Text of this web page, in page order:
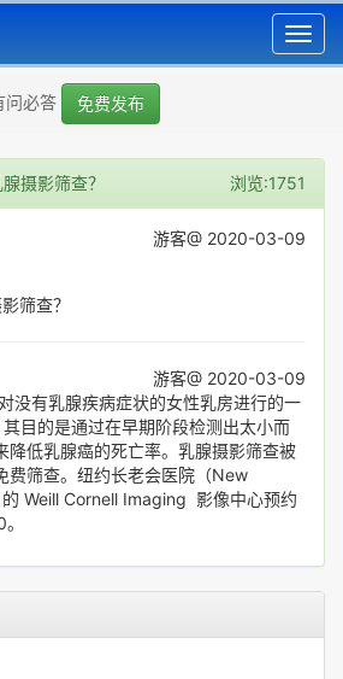
问必答 免费发布
摄影筛查？ 浏览:1751
游客@ 2020-03-09
筛查？
游客@ 2020-03-09
没有乳腺疾病症状的女性乳房进行的一
目的是通过在早期阶段检测出太小而
降低乳腺癌的死亡率。乳腺摄影筛查被
费筛查。纽约长老会医院（New
Weill Cornell Imaging 影像中心预约
6000。